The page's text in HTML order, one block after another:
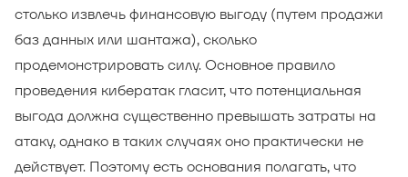
столько извлечь финансовую выгоду (путем продажи
баз данных или шантажа), сколько
продемонстрировать силу. Основное правило
проведения кибератак гласит, что потенциальная
выгода должна существенно превышать затраты на
атаку, однако в таких случаях оно практически не
действует. Поэтому есть основания полагать, что